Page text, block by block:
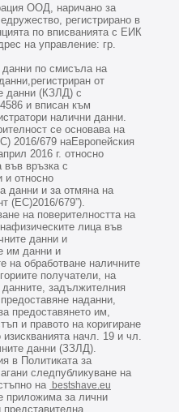
ООД, наричано за
регистрирано в
по вписванията с ЕИК
на управление: гр.
по смисъла на
от
данни (КЗЛД) с
и вписан към
налични данни.
се основава на
2016/679 наЕвропейския
2016 г. относно
във връзка с
и относно
данни и за отмяна на
(ЕС)2016/679”).
на поверителността на
лица във
данни и
им данни и
на обработване наличните
получатели, на
данните, задължителния
наданни,
предоставянето им,
и правото на коригиране
начл. 19 и чл.
данни (ЗЗЛД).
в Политиката за
следпубликуване на
на bestshave.eu
приложима за лични